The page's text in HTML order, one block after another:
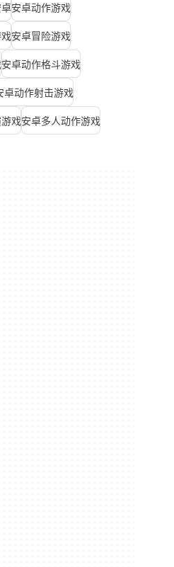
安卓动作游戏
安卓冒险游戏
安卓动作格斗游戏
卓动作射击游戏
戏安卓多人动作游戏